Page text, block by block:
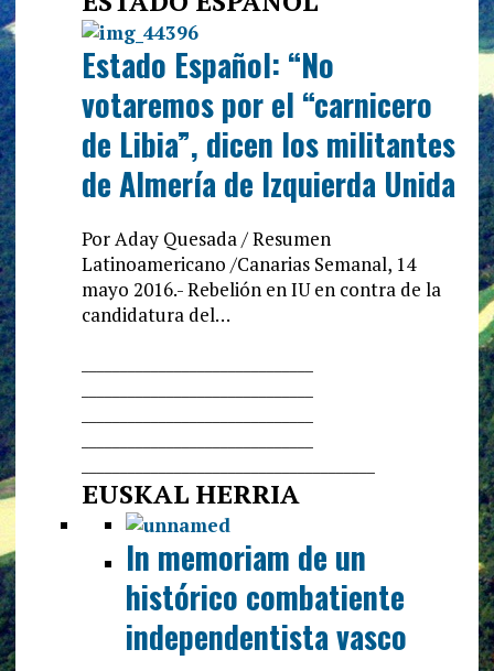
Estado Español: “No
votaremos por el “carnicero
de Libia”, dicen los militantes
de Almería de Izquierda Unida
Por Aday Quesada / Resumen
Latinoamericano /Canarias Semanal, 14
mayo 2016.- Rebelión en IU en contra de la
candidatura del…
EUSKAL HERRIA
In memoriam de un
histórico combatiente
independentista vasco